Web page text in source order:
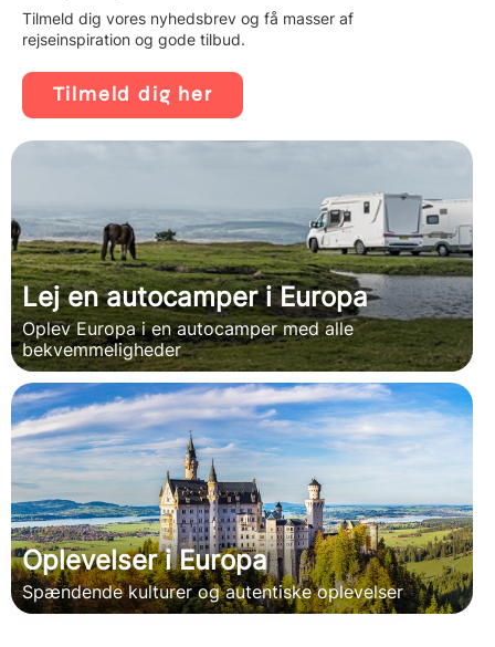
Tilmeld dig vores nyhedsbrev og få masser af
rejseinspiration og gode tilbud.
Tilmeld dig her
Lej en autocamper i Europa
Oplev Europa i en autocamper med alle
bekvemmeligheder
Oplevelser i Europa
Spændende kulturer og autentiske oplevelser